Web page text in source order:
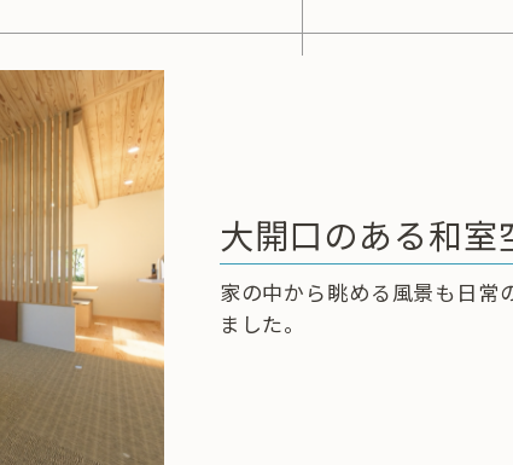
大開口のある和室
家の中から眺める風景も日常
ました。